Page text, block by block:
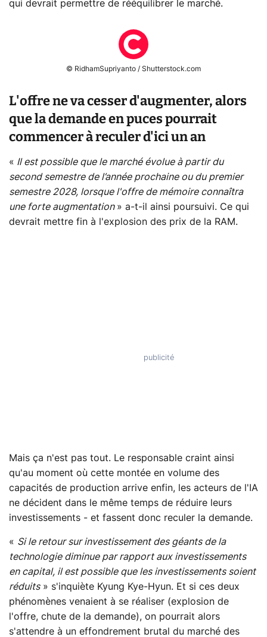
qui devrait permettre de rééquilibrer le marché.
© RidhamSupriyanto / Shutterstock.com
L'offre ne va cesser d'augmenter, alors
que la demande en puces pourrait
commencer à reculer d'ici un an
« Il est possible que le marché évolue à partir du
second semestre de l’année prochaine ou du premier
semestre 2028, lorsque l'offre de mémoire connaîtra
une forte augmentation » a-t-il ainsi poursuivi. Ce qui
devrait mettre fin à l'explosion des prix de la RAM.
Mais ça n'est pas tout. Le responsable craint ainsi
qu'au moment où cette montée en volume des
capacités de production arrive enfin, les acteurs de l'IA
ne décident dans le même temps de réduire leurs
investissements - et fassent donc reculer la demande.
« Si le retour sur investissement des géants de la
technologie diminue par rapport aux investissements
en capital, il est possible que les investissements soient
réduits» s'inquiète Kyung Kye-Hyun. Et si ces deux
phénomènes venaient à se réaliser (explosion de
l'offre, chute de la demande), on pourrait alors
s'attendre à un effondrement brutal du marché des